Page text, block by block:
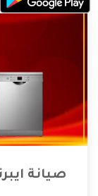
صيانة